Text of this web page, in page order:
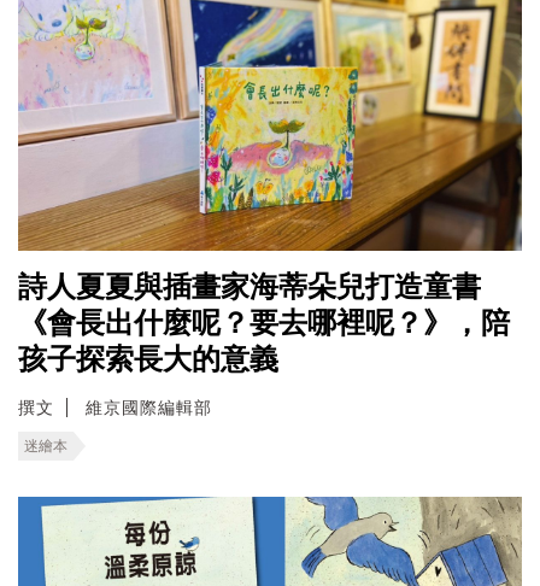
詩人夏夏與插畫家海蒂朵兒打造童書
《會長出什麼呢？要去哪裡呢？》，陪
孩子探索長大的意義
撰文 維京國際編輯部
迷繪本